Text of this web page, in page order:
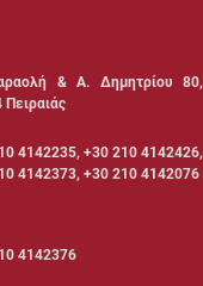
& Α. Δημητρίου 80,
Πειραιάς
4142235, +30 210 4142426,
4142373, +30 210 4142076
4142376